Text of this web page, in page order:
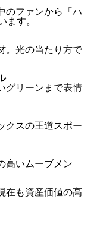
のファンから「ハ
す。
。光の当たり方で
グリーンまで表情
クスの王道スポー
高いムーブメン
在も資産価値の高